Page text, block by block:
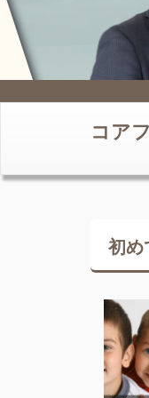
コア
初め